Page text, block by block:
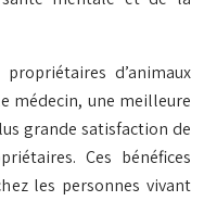
d’animaux
médecin, une meilleure
grande satisfaction de
Ces bénéfices
les personnes vivant